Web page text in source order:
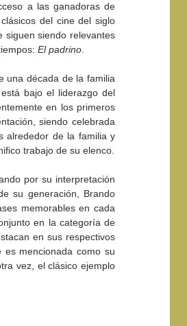
a las ganadoras de
del cine del siglo
siguen siendo relevantes
El padrino
una década de la familia
bajo el liderazgo del
en los primeros
siendo celebrada
alrededor de la familia y
trabajo de su elenco.
por su interpretación
su generación, Brando
memorables en cada
en la categoría de
en sus respectivos
mencionada como su
vez, el clásico ejemplo
memoria,
CEART Mexicali, oferta
Campamento gratuito de
verano